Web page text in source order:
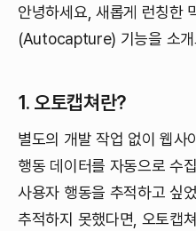
안녕하세요, 새롭게 런칭한
(Autocapture) 기능을 소개
1. 오토캡쳐란?
별도의 개발 작업 없이 웹사
행동 데이터를 자동으로 수
사용자 행동을 추적하고 싶
추적하지 못했다면, 오토캡